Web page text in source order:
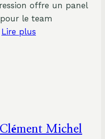
offre un panel
le team
Lire plus
Michel